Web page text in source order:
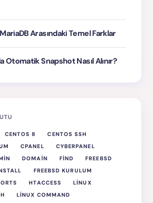
Arasındaki Temel Farklar
Otomatik Snapshot Nasıl Alınır?
CENTOS 8
CENTOS SSH
CPANEL
CYBERPANEL
DOMAIN FIND
FREEBSD
FREEBSD KURULUM
HTACCESS
LINUX
LINUX COMMAND